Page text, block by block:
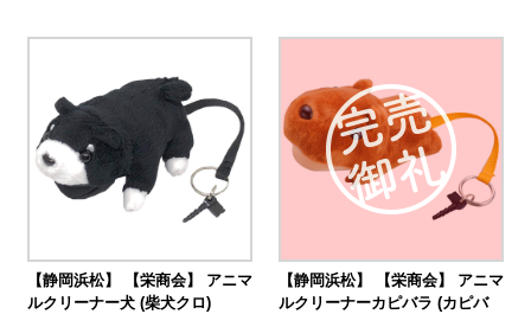
【静岡浜松】 【栄商会】 アニマ
ルクリーナー犬 (柴犬クロ)
【静岡浜松】 【栄商会】 アニマ
ルクリーナーカピバラ (カピバ